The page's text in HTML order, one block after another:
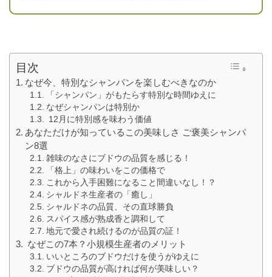
目次
なぜ今、特別なシャンパンを楽しむべきなのか
「シャンパン」がもたらす特別な時間ゆえに
なぜシャンパンは特別か
12月に特別感を味わう価値
あなただけが知っているこの美味しさ ご褒美シャンパ
ン8選
雑味のなさにブドウの品質を感じる！
「格上」の味わいをこの価格で
これから入手困難になること間違いなし！？
シャルドネ生産者の「癒し」
シャルドネの品質、その直球勝負
スパイス感が熟成香と調和して
地元で愛され続けるのが品質の証！
なぜこの7本？小規模生産者のメリット
いいところのブドウだけを使うがゆえに
ブドウの品質が高ければ何が美味しい？